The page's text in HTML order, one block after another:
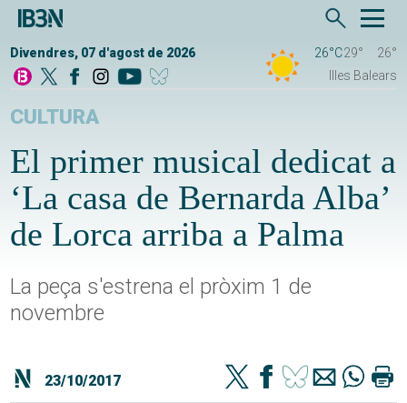
Divendres, 07 d'agost de 2026 26°C29°
26°
Illes Balears
CULTURA
El primer musical dedicat a
‘La casa de Bernarda Alba’
de Lorca arriba a Palma
La peça s'estrena el pròxim 1 de
novembre
23/10/2017